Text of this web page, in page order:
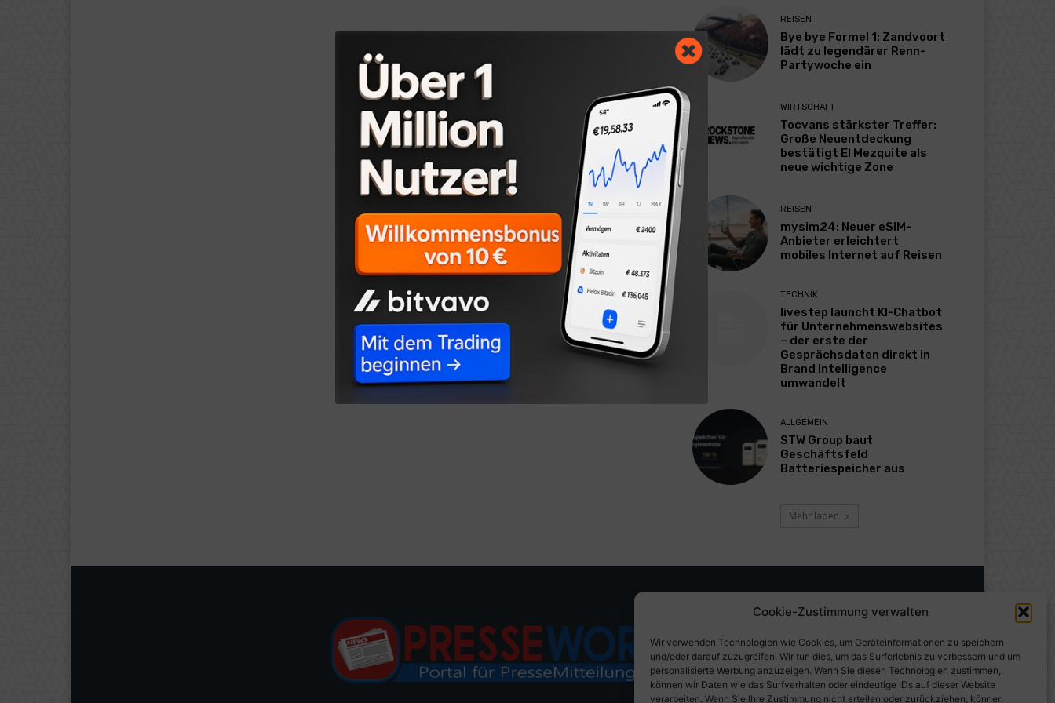
Cookie-Zustimmung verwalten
Wir verwenden Technologien wie Cookies, um Geräteinformationen zu speichern
und/oder darauf zuzugreifen. Wir tun dies, um das Surferlebnis zu verbessern und um
personalisierte Werbung anzuzeigen. Wenn Sie diesen Technologien zustimmen,
können wir Daten wie das Surfverhalten oder eindeutige IDs auf dieser Website
verarbeiten. Wenn Sie Ihre Zustimmung nicht erteilen oder zurückziehen, können
REISEN
Bye bye Formel 1: Zandvoort
lädt zu legendärer Renn-
Partywoche ein
WIRTSCHAFT
Tocvans stärkster Treffer:
Große Neuentdeckung
bestätigt El Mezquite als
neue wichtige Zone
REISEN
mysim24: Neuer eSIM-
Anbieter erleichtert
mobiles Internet auf Reisen
TECHNIK
livestep launcht KI-Chatbot
für Unternehmenswebsites
– der erste der
Gesprächsdaten direkt in
Brand Intelligence
umwandelt
ALLGEMEIN
STW Group baut
Geschäftsfeld
Batteriespeicher aus
Mehr laden